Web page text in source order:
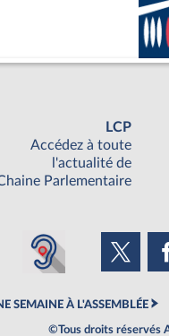
LCP
Accédez à toute
l'actualité de
Parlementaire
SEMAINE À L'ASSEMBLÉE
©Tous droits réservés